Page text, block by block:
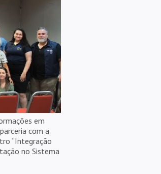
em
com a
“Integração
no Sistema